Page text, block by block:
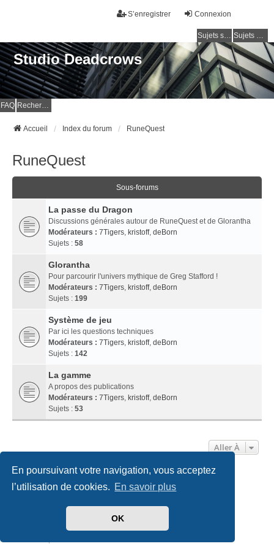
En poursuivant votre navigation, vous acceptez
l’utilisation de cookies. En savoir plus
OK
Connexion
S’enregistrer
Sujets sans réponse Sujets actifs
Studio Deadcrows
FAQ Rechercher
Accueil Index du forum RuneQuest
RuneQuest
Sous-forums
La passe du Dragon
Discussions générales autour de RuneQuest et de Glorantha
Modérateurs : 7Tigers, kristoff, deBorn
Sujets : 58
Glorantha
Pour parcourir l'univers mythique de Greg Stafford !
Modérateurs : 7Tigers, kristoff, deBorn
Sujets : 199
Système de jeu
Par ici les questions techniques
Modérateurs : 7Tigers, kristoff, deBorn
Sujets : 142
La gamme
A propos des publications
Modérateurs : 7Tigers, kristoff, deBorn
Sujets : 53
Aller À
Accueil Index du forum Nous contacter
phpBB® Forum Software © phpBB Limited
created by INVENTEA & v12mike